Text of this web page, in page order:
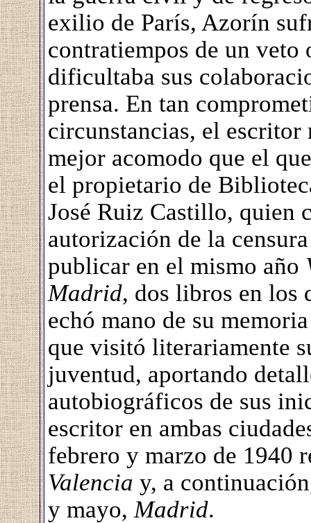
exilio de París, Azorín
contratiempos de un veto
dificultaba sus
prensa. En tan
circunstancias, el escritor
mejor acomodo que el
el propietario de
José Ruiz Castillo, quien
autorización de la
publicar en el mismo año
Madrid, dos libros en los
echó mano de su
que visitó literariamente
juventud, aportando
autobiográficos de sus
escritor en ambas
febrero y marzo de 1940
Valencia y, a
y mayo, Madrid.